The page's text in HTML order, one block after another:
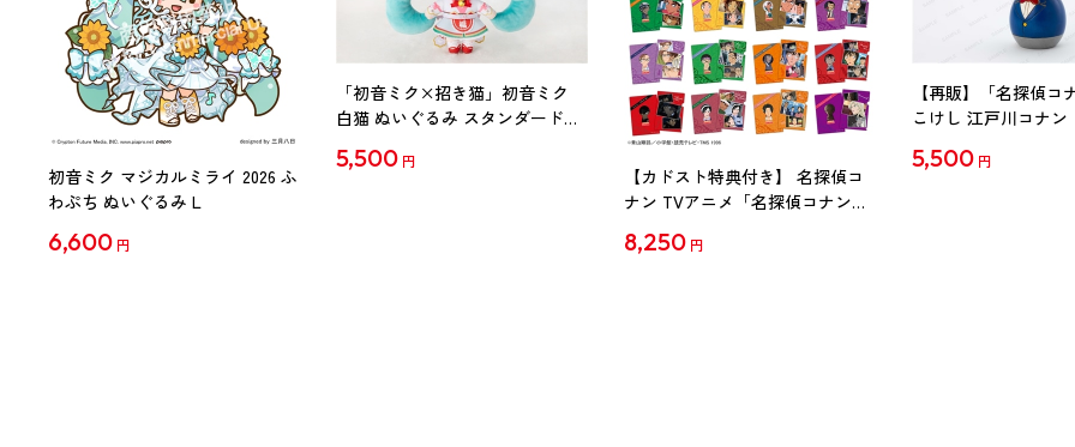
初音ミク マジカルミライ 2026 ふ
わぷち ぬいぐるみ L
6,600 円
「初音ミク×招き猫」初音ミク
白猫 ぬいぐるみ スタンダード
5,500 円
【カドスト特典付き】 名探偵コ
ナン TVアニメ「名探偵コナン」
【1BOX】
8,250 円
【再販】「名探偵コ
こけし 江戸川コナン
5,500 円